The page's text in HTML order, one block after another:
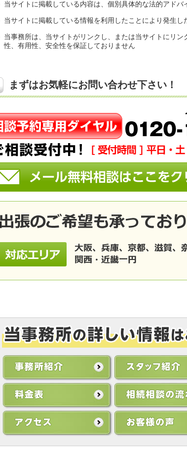
当サイトに掲載している内容は、個別具体的な法的アドバ
当サイトに掲載している情報を利用したことにより発生し
当事務所は、当サイトがリンクし、または当サイトにリ
性、有用性、安全性を保証しておりません
まずはお気軽にお問い合わせ下さい！